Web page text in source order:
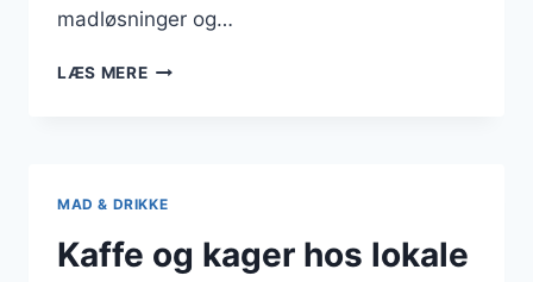
madløsninger og…
LÆS MEREMAD
MAD & DRIKKE
Kaffe og kager hos lokale